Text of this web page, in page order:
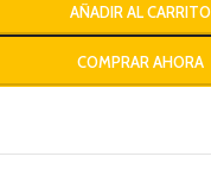
AÑADIR AL CARRITO
COMPRAR AHORA